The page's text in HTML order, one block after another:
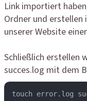
Link importiert
Ordner und erstellen
unserer Website
Schließlich erstellen
succes.log mit dem
touch error.log